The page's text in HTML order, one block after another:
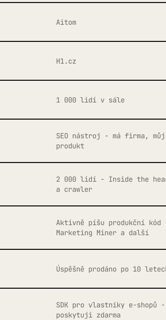
Aitom
H1.cz
1 000 lidí v sále
SEO nástroj - má firma, můj
produkt
2 000 lidí - Inside the
a crawler
Aktivně píšu produkční kód
Marketing Miner a další
Úspěšně prodáno po 10
SDK pro vlastníky e-shopů -
poskytuji zdarma